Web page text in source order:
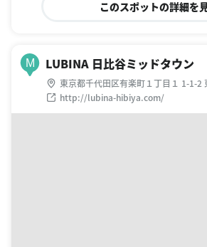
このスポットの詳細を
M LUBINA 日比谷ミッドタウン
東京都千代田区有楽町１丁目１ 1-1-2
2階 218区画
http://lubina-hibiya.com/